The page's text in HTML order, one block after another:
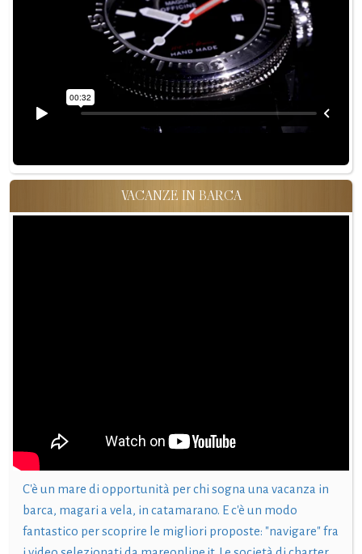
VACANZE IN BARCA
C'è un mare di opportunità per chi sogna una vacanza in
barca, magari a vela, in catamarano. E c'è un modo
fantastico per scoprire le migliori proposte: "navigare" fra